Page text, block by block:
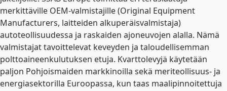
merkittäville OEM-valmistajille (Original Equipment
Manufacturers, laitteiden alkuperäisvalmistaja)
autoteollisuudessa ja raskaiden ajoneuvojen alalla. Nämä
valmistajat tavoittelevat keveyden ja taloudellisemman
polttoaineenkulutuksen etuja. Kvarttolevyjä käytetään
paljon Pohjoismaiden markkinoilla sekä meriteollisuus- ja
energiasektorilla Euroopassa, kun taas maalipinnoitettuja